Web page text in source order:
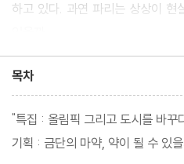
하고 있다. 과연 파리는 상상이 현
목차
"특집 : 올림픽 그리고 도시를 바꾸
기획 : 금단의 마약, 약이 될 수 있